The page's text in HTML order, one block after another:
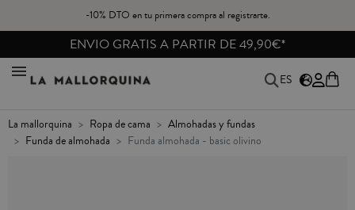
-10% DTO en tu primera compra al registrarte.
ENVIO GRATIS A PARTIR DE 49,90€*
ES
la mallorquina ropa de cama
almohadas y fundas
funda de almohada
funda almohada - basic olivino